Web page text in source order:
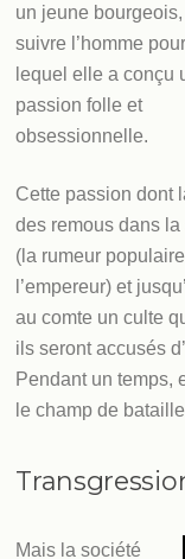
un jeune
suivre l’homme pour
lequel elle a conçu
passion folle et
obsessionnelle.
Cette passion dont
des remous dans
(la rumeur
l’empereur) et
au comte un culte
ils seront accusés
Pendant un temps,
le champ de
Mais la société